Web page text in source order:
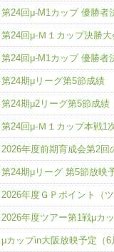
第24回μ-M1カップ 優勝者
第24回μ-Ｍ１カップ決勝
第24回μ-M1カップ 優勝者
第24期μリーグ第5節成績
第24期μ2リーグ第5節成績
第24回μ-Ｍ１カップ本戦1
2026年度前期育成会第2
第24期μリーグ 第5節放映
2026年度ＧＰポイント（
2026年度ツアー第1戦μカ
μカップin大阪放映予定（